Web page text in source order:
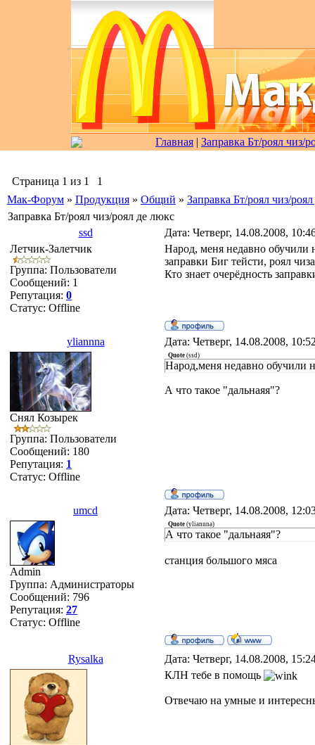
Главная | Заправка Бт/роял
Страница 1 из 1
1
Мак-Форум » Продукция » Общий » Заправка Бт/роял чиз/
Заправка Бт/роял чиз/роял де люкс
ssd
Дата: Четверг, 14.08.2008,
Летчик-Залетчик
Группа: Пользователи
Сообщений: 1
Репутация: 0
Статус: Offline
Народ, меня недавно обучили
заправки Биг тейсти, роял
Кто знает очерёдность
yliannna Дата: Четверг, 14.08.2008,
Снял Козырек
Группа: Пользователи
Сообщений: 180
Репутация: 1
Статус: Offline
Quote (ssd)
Народ,меня недавно обучили
А что такое "дальнаяя"?
umcd Дата: Четверг, 14.08.2008,
Admin
Группа: Администраторы
Сообщений: 796
Репутация: 27
Статус: Offline
Quote (yliannna)
А что такое "дальнаяя"?
станция большого мяса
Rysalka Дата: Четверг, 14.08.2008,
КЛН тебе в помощь
Отвечаю на умные и